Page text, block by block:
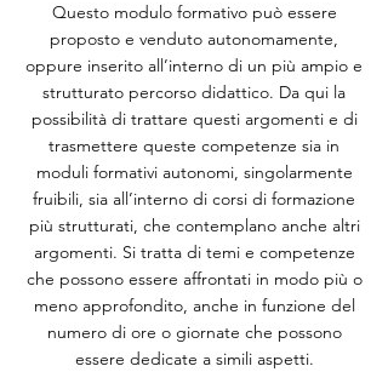
Questo modulo formativo può essere
proposto e venduto autonomamente,
oppure inserito all’interno di un più ampio e
strutturato percorso didattico. Da qui la
possibilità di trattare questi argomenti e di
trasmettere queste competenze sia in
moduli formativi autonomi, singolarmente
fruibili, sia all’interno di corsi di formazione
più strutturati, che contemplano anche altri
argomenti. Si tratta di temi e competenze
che possono essere affrontati in modo più o
meno approfondito, anche in funzione del
numero di ore o giornate che possono
essere dedicate a simili aspetti.